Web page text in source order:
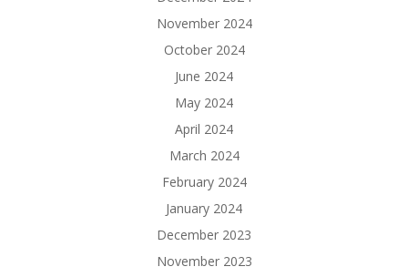
November 2024
October 2024
June 2024
May 2024
April 2024
March 2024
February 2024
January 2024
December 2023
November 2023